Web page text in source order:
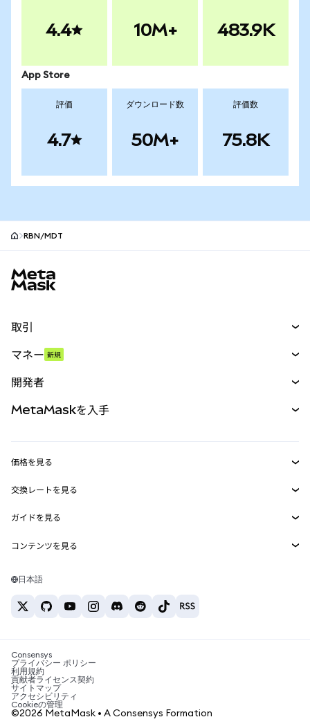
4.4 10M+ 483.9K
App Store
評価
4.7
ダウンロード数
50M+
評価数
75.8K
RBN/MDT
取引
パーペチュアル
RWA
マネー 新規
開発者
MetaMask Connect
Snaps
Web3サービス
MetaMaskを入手
セキュリティ
サポート
キャリア
お問い合わせ
価格を見る
イーサリアムの価格
Solanaの価格
Tetherの価格
交換レートを見る
ETH→USD
USDT→INR
BTC→INR
ETH→USDT
ガイドを見る
ETHの購入
USDTの購入
SHIBの購入
BNBの購入
コンテンツを見る
Solanaウォレット
税制関連ニュース
暗号資産の購入方法は？
ビットコインを売るには？
日本語
Consensys
プライバシー ポリシー
利用規約
貢献者ライセンス契約
サイトマップ
アクセシビリティ
Cookieの管理
©2026 MetaMask • A Consensys Formation